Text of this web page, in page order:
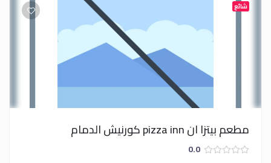
شائع
مطعم بيتزا ان pizza inn كورنيش الدمام
0.0